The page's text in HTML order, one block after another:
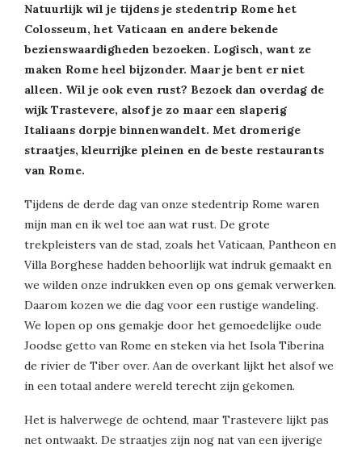
Natuurlijk wil je tijdens je stedentrip Rome het
Colosseum, het Vaticaan en andere bekende
bezienswaardigheden bezoeken. Logisch, want ze
maken Rome heel bijzonder. Maar je bent er niet
alleen. Wil je ook even rust? Bezoek dan overdag de
wijk Trastevere, alsof je zo maar een slaperig
Italiaans dorpje binnenwandelt. Met dromerige
straatjes, kleurrijke pleinen en de beste restaurants
van Rome.
Tijdens de derde dag van onze stedentrip Rome waren
mijn man en ik wel toe aan wat rust. De grote
trekpleisters van de stad, zoals het Vaticaan, Pantheon en
Villa Borghese hadden behoorlijk wat indruk gemaakt en
we wilden onze indrukken even op ons gemak verwerken.
Daarom kozen we die dag voor een rustige wandeling.
We lopen op ons gemakje door het gemoedelijke oude
Joodse getto van Rome en steken via het Isola Tiberina
de rivier de Tiber over. Aan de overkant lijkt het alsof we
in een totaal andere wereld terecht zijn gekomen.
Het is halverwege de ochtend, maar Trastevere lijkt pas
net ontwaakt. De straatjes zijn nog nat van een ijverige